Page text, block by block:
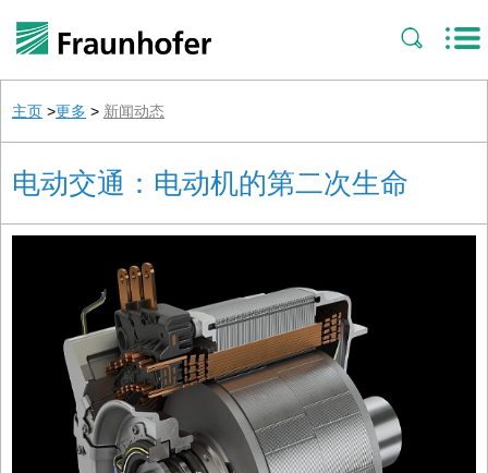
主页 >更多 > 新闻动态
电动交通：电动机的第二次生命